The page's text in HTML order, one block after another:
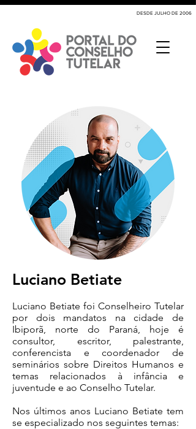
DESDE JULHO DE 2006
Luciano Betiate
Luciano Betiate foi Conselheiro Tutelar
por dois mandatos na cidade de
Ibiporã, norte do Paraná, hoje é
consultor, escritor, palestrante,
conferencista e coordenador de
seminários sobre Direitos Humanos e
temas relacionados à infância e
juventude e ao Conselho Tutelar.
Nos últimos anos Luciano Betiate tem
se especializado nos seguintes temas: